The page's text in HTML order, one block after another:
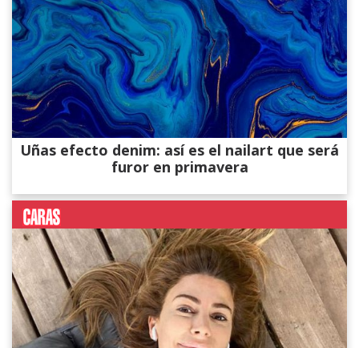
Uñas efecto denim: así es el nailart que será
furor en primavera